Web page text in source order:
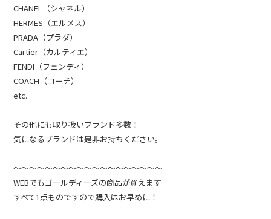
CHANEL（シャネル）
HERMES（エルメス）
PRADA（プラダ）
Cartier（カルティエ）
FENDI（フェンディ）
COACH（コーチ）
etc.
その他にも取り扱いブランド多数！
気になるブランドは是非お持ちください。
～～～～～～～～～～～～～～～～～～～
WEBでもゴールディーズの商品が買えます
すべて1点ものですので購入はお早めに！